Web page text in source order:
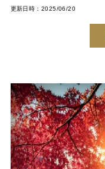
更新日時：2025/06/20